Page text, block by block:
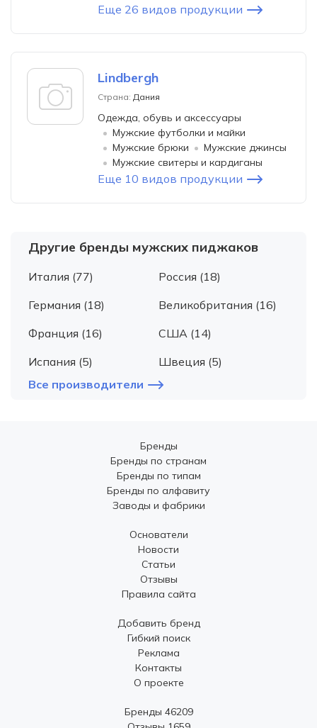
Еще 26 видов продукции
Lindbergh
Страна: Дания
Одежда, обувь и аксессуары
Мужские футболки и майки
Мужские брюки
Мужские джинсы
Мужские свитеры и кардиганы
Еще 10 видов продукции
Другие бренды мужских пиджаков
Италия (77)
Россия (18)
Германия (18)
Великобритания (16)
Франция (16)
США (14)
Испания (5)
Швеция (5)
Все производители
Бренды
Бренды по странам
Бренды по типам
Бренды по алфавиту
Заводы и фабрики
Основатели
Новости
Статьи
Отзывы
Правила сайта
Добавить бренд
Гибкий поиск
Реклама
Контакты
О проекте
Бренды 46209